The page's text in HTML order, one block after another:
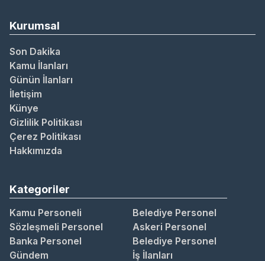
Kurumsal
Son Dakika
Kamu İlanları
Günün İlanları
İletişim
Künye
Gizlilik Politikası
Çerez Politikası
Hakkımızda
Kategoriler
Kamu Personeli
Belediye Personel
Sözleşmeli Personel
Askeri Personel
Banka Personel
Belediye Personel
Gündem
İş İlanları